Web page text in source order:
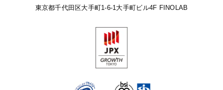
東京都千代田区大手町1-6-1 大手町ビル4F FINOLAB